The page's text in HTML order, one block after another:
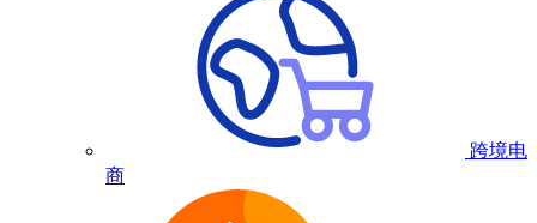
跨境电
商